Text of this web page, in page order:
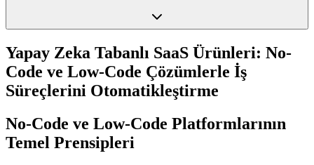
Yapay Zeka Tabanlı SaaS Ürünleri: No-
Code ve Low-Code Çözümlerle İş
Süreçlerini Otomatikleştirme
No-Code ve Low-Code Platformlarının
Temel Prensipleri